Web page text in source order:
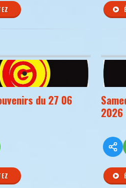
du 27 06
2026